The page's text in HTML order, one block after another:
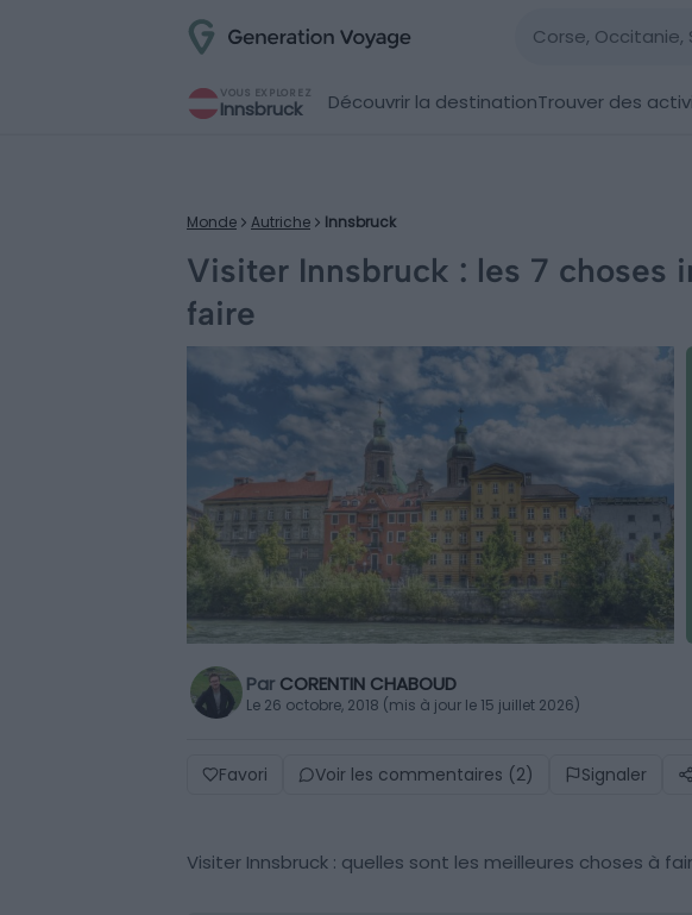
VOUS EXPLOREZ
Innsbruck Découvrir la destinationTrouver des
Monde Autriche Innsbruck
Visiter Innsbruck : les 7 choses
faire
Par CORENTIN CHABOUD
Le 26 octobre, 2018 (mis à jour le 15 juillet 2026)
Favori Voir les commentaires (2) Signaler
Visiter Innsbruck : quelles sont les meilleures choses à